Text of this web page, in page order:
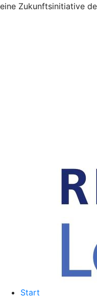
eine Zukunftsinitiative
Start